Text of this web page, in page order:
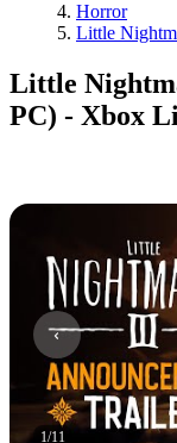
Horror
Little
Little
PC) - Xbox
1/11